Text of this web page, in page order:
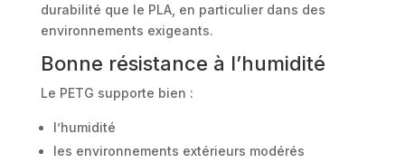
durabilité que le PLA, en particulier dans des
environnements exigeants.
Bonne résistance à l’humidité
Le PETG supporte bien :
l’humidité
les environnements extérieurs modérés